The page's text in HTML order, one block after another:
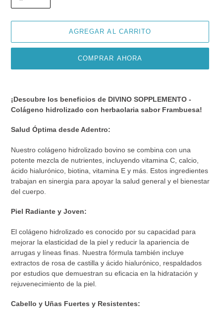
AGREGAR AL CARRITO
COMPRAR AHORA
producto
tu
de
compra
¡Descubre los beneficios de DIVINO SOPPLEMENTO -
Colágeno hidrolizado con herbaolaria sabor Frambuesa!
Salud Óptima desde Adentro:
Nuestro colágeno hidrolizado bovino se combina con una
potente mezcla de nutrientes, incluyendo vitamina C, calcio,
ácido hialurónico, biotina, vitamina E y más. Estos ingredientes
trabajan en sinergia para apoyar la salud general y el bienestar
del cuerpo.
Piel Radiante y Joven:
El colágeno hidrolizado es conocido por su capacidad para
mejorar la elasticidad de la piel y reducir la apariencia de
arrugas y líneas finas. Nuestra fórmula también incluye
extractos de rosa de castilla y ácido hialurónico, respaldados
por estudios que demuestran su eficacia en la hidratación y
rejuvenecimiento de la piel.
Cabello y Uñas Fuertes y Resistentes: